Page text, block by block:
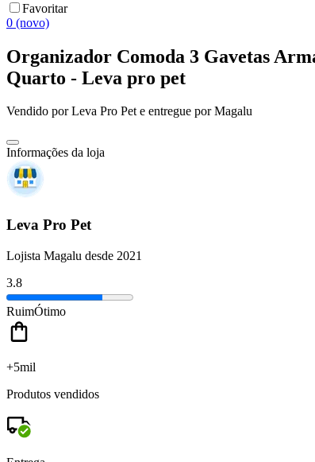
Favoritar
0 (novo)
Organizador Comoda 3 Gavetas
Quarto - Leva pro pet
Vendido porLeva Pro Pete entregue por Magalu
Informações da loja
Leva Pro Pet
Lojista Magalu desde 2021
3.8
RuimÓtimo
+5mil
Produtos vendidos